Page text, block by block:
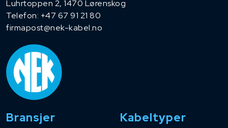
Luhrtoppen 2, 1470 Lørenskog
Telefon: +47 67 91 21 80
firmapost@nek-kabel.no
Bransjer Kabeltyper